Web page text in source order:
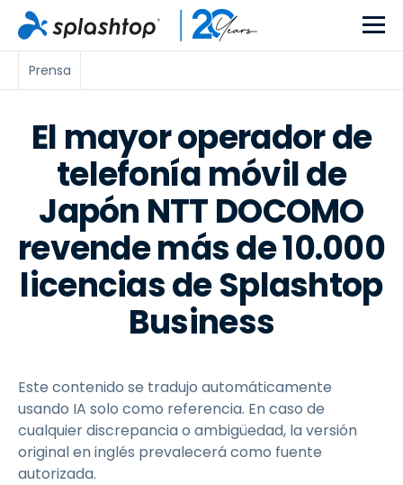
Prensa
El mayor operador de
telefonía móvil de
Japón NTT DOCOMO
revende más de 10.000
licencias de Splashtop
Business
Este contenido se tradujo automáticamente
usando IA solo como referencia. En caso de
cualquier discrepancia o ambigüedad, la versión
original en inglés prevalecerá como fuente
autorizada.